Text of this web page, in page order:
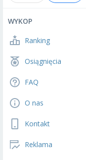
WYKOP
Ranking
Osiągnięcia
FAQ
O nas
Kontakt
Reklama